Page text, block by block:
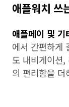
애플워치 쓰
애플페이 및
에서 간편하게
도 내비게이션
의 편리함을 더